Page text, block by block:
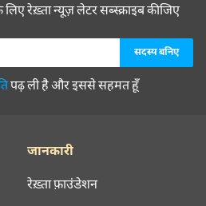
लिए रेख़्ता न्यूज़ लेटर सब्स्क्राइब कीजिए
पढ़ ली है और इससे सहमत हूँ
जानकारी
रेख़्ता फ़ाउंडेशन